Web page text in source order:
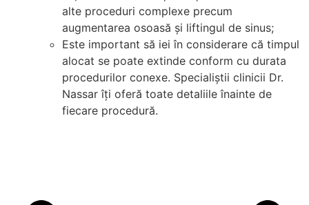
alte proceduri complexe precum
augmentarea osoasă și liftingul de sinus;
Este important să iei în considerare că timpul
alocat se poate extinde conform cu durata
procedurilor conexe. Specialiștii clinicii Dr.
Nassar îți oferă toate detaliile înainte de
fiecare procedură.